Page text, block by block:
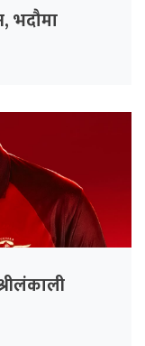
भदौमा